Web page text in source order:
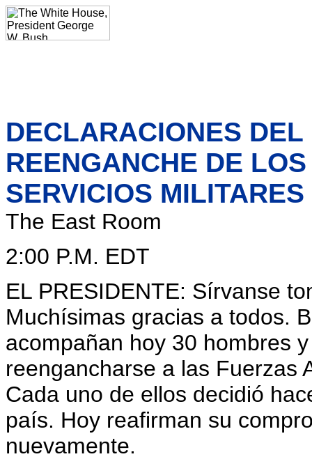
DECLARACIONES
REENGANCHE DE
SERVICIOS MILITARES
The East Room
2:00 P.M. EDT
EL PRESIDENTE: Sírvanse
Muchísimas gracias a todos.
acompañan hoy 30 hombres
reengancharse a las Fuerzas
Cada uno de ellos decidió
país. Hoy reafirman su
nuevamente.